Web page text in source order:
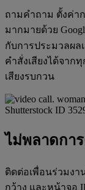
ถามคำถาม ตั้งค่า
มากมายด้วย
กับการประมวลผล
คำสั่งเสียงได้จาก
เสียงรบกวน
ไม่พลาดกา
ติดต่อเพื่อนร่วมงา
กว้าง และหน้าจอ